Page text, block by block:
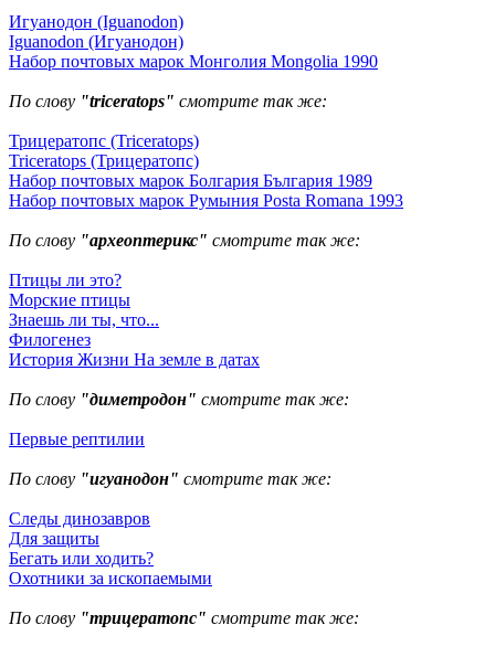
Игуанодон (Iguanodon)
Iguanodon (Игуанодон)
Набор почтовых марок Монголия Mongolia 1990
По слову "triceratops" смотрите так же:
Трицератопс (Triceratops)
Triceratops (Трицератопс)
Набор почтовых марок Болгария България 1989
Набор почтовых марок Румыния Posta Romana 1993
По слову "археоптерикс" смотрите так же:
Птицы ли это?
Морские птицы
Знаешь ли ты, что...
Филогенез
История Жизни На земле в датах
По слову "диметродон" смотрите так же:
Первые рептилии
По слову "игуанодон" смотрите так же:
Следы динозавров
Для защиты
Бегать или ходить?
Охотники за ископаемыми
По слову "трицератопс" смотрите так же: